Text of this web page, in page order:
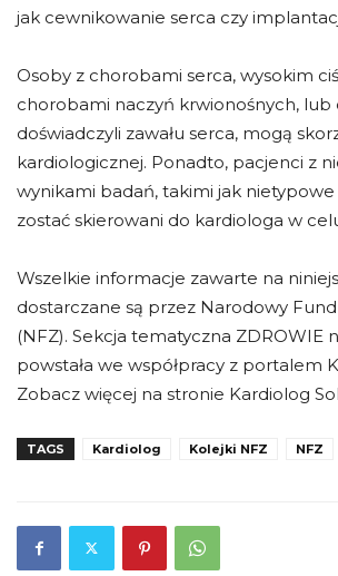
jak cewnikowanie serca czy
Osoby z chorobami serca, wysokim
chorobami naczyń krwionośnych, lub
doświadczyli zawału serca, mogą
kardiologicznej. Ponadto, pacjenci z
wynikami badań, takimi jak nietypowe
zostać skierowani do kardiologa w
Wszelkie informacje zawarte na
dostarczane są przez Narodowy
(NFZ). Sekcja tematyczna ZDROWIE
powstała we współpracy z portalem
Zobacz więcej na stronie Kardiolog
TAGS Kardiolog Kolejki NFZ NFZ